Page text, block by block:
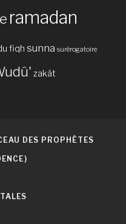
ramadan
fiqh sunna surérogatoire
zakât
DES PROPHÈTES